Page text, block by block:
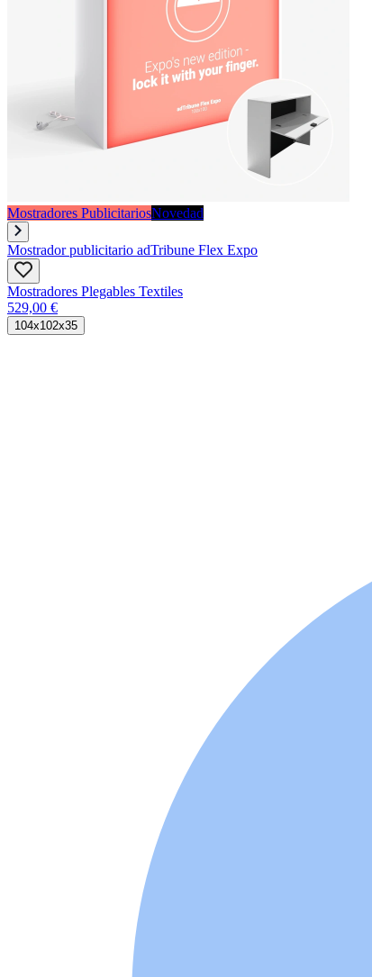
Mostradores PublicitariosNovedad
Mostrador publicitario adTribune Flex Expo
Mostradores Plegables Textiles
529,00 €
104x102x35